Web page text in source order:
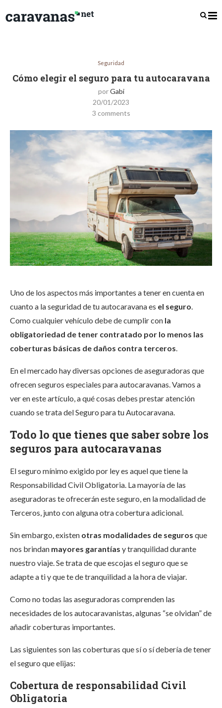
Seguridad
Cómo elegir el seguro para tu autocaravana
porGabi
20/01/2023
3 comments
Uno de los aspectos más importantes a tener en cuenta en
cuanto a la seguridad de tu autocaravana es el seguro.
Como cualquier vehículo debe de cumplir con la
obligatoriedad de tener contratado por lo menos las
coberturas básicas de daños contra terceros.
En el mercado hay diversas opciones de aseguradoras que
ofrecen seguros especiales para autocaravanas. Vamos a
ver en este artículo, a qué cosas debes prestar atención
cuando se trata del Seguro para tu Autocaravana.
Todo lo que tienes que saber sobre los
seguros para autocaravanas
El seguro mínimo exigido por ley es aquel que tiene la
Responsabilidad Civil Obligatoria. La mayoría de las
aseguradoras te ofrecerán este seguro, en la modalidad de
Terceros, junto con alguna otra cobertura adicional.
Sin embargo, existen otras modalidades de seguros que
nos brindan mayores garantías y tranquilidad durante
nuestro viaje. Se trata de que escojas el seguro que se
adapte a ti y que te de tranquilidad a la hora de viajar.
Como no todas las aseguradoras comprenden las
necesidades de los autocaravanistas, algunas “se olvidan” de
añadir coberturas importantes.
Las siguientes son las coberturas que sí o sí debería de tener
el seguro que elijas:
Cobertura de responsabilidad Civil
Obligatoria